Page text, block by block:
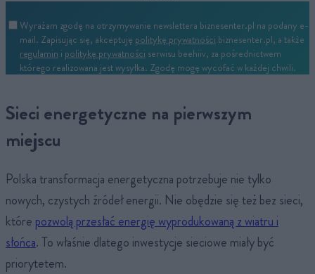
Wyrażam zgodę na otrzymywanie newslettera biznesenter.pl na podany e-
mail. Zapisując się, akceptuję politykę prywatności biznesenter.pl, a także
regulamin i politykę prywatności serwisu beehiiv, za pośrednictwem
którego realizowana jest wysyłka. Zgodę mogę wycofać w każdej chwili.
Sieci energetyczne na pierwszym
miejscu
Polska transformacja energetyczna potrzebuje nie tylko
nowych, czystych źródeł energii. Nie obędzie się też bez sieci,
które pozwolą przesłać energię wyprodukowaną z wiatru i
słońca. To właśnie dlatego inwestycje sieciowe miały być
priorytetem.